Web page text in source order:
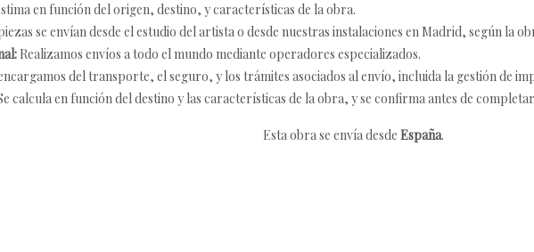
en función del origen, destino, y características de la obra.
se envían desde el estudio del artista o desde nuestras instalaciones en Madrid, según la
Realizamos envíos a todo el mundo mediante operadores especializados.
del transporte, el seguro, y los trámites asociados al envío, incluida la gestión de
calcula en función del destino y las características de la obra, y se confirma antes de
Esta obra se envía desde España.